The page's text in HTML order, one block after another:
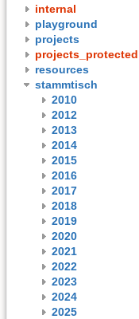
internal
playground
projects
projects_protected
resources
stammtisch
2010
2012
2013
2014
2015
2016
2017
2018
2019
2020
2021
2022
2023
2024
2025